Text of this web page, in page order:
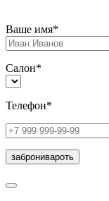
Ваше имя*
Салон*
Телефон*